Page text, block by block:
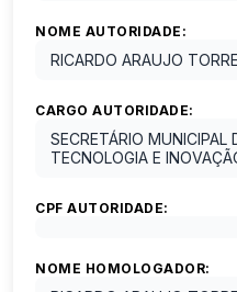
NOME AUTORIDADE:
RICARDO ARAUJO
CARGO AUTORIDADE:
SECRETÁRIO MUNICIPAL
TECNOLOGIA E
CPF AUTORIDADE:
NOME HOMOLOGADOR: